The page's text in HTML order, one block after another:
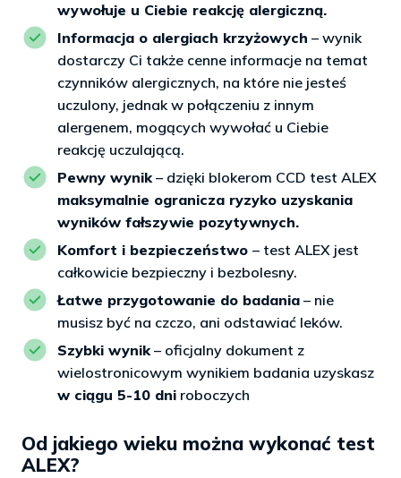
wywołuje u Ciebie reakcję alergiczną.
Informacja o alergiach krzyżowych – wynik
dostarczy Ci także cenne informacje na temat
czynników alergicznych, na które nie jesteś
uczulony, jednak w połączeniu z innym
alergenem, mogących wywołać u Ciebie
reakcję uczulającą.
Pewny wynik– dzięki blokerom CCD test ALEX
maksymalnie ogranicza ryzyko uzyskania
wyników fałszywie pozytywnych.
Komfort i bezpieczeństwo – test ALEX jest
całkowicie bezpieczny i bezbolesny.
Łatwe przygotowanie do badania – nie
musisz być na czczo, ani odstawiać leków.
Szybki wynik– oficjalny dokument z
wielostronicowym wynikiem badania uzyskasz
w ciągu 5-10 dni roboczych
Od jakiego wieku można wykonać test
ALEX?